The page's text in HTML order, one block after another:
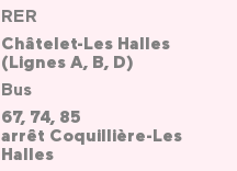
RER
Châtelet-Les Halles
(Lignes A, B, D)
Bus
67, 74, 85
arrêt Coquillière-Les
Halles